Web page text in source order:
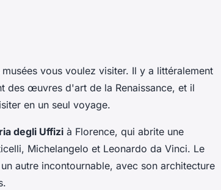
vous voulez visiter. Il y a littéralement
des œuvres d'art de la Renaissance, et il
en un seul voyage.
degli Uffizi à Florence, qui abrite une
Michelangelo et Leonardo da Vinci. Le
autre incontournable, avec son architecture